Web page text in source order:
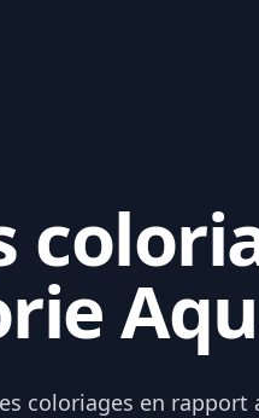
coloriages en rapport